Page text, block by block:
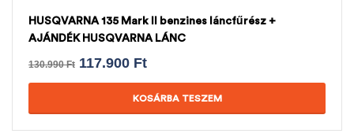
HUSQVARNA 135 Mark II benzines láncfűrész +
AJÁNDÉK HUSQVARNA LÁNC
130.990Ft 117.900 Ft
KOSÁRBA TESZEM